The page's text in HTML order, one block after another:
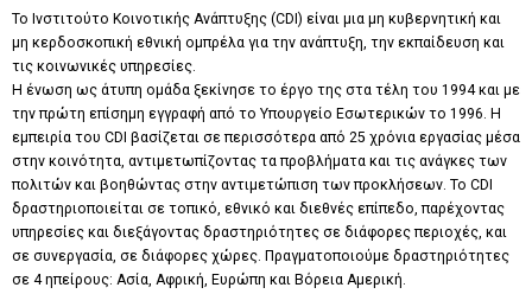
Το Ινστιτούτο Κοινοτικής Ανάπτυξης (CDI) είναι μια μη κυβερνητική και
μη κερδοσκοπική εθνική ομπρέλα για την ανάπτυξη, την εκπαίδευση και
τις κοινωνικές υπηρεσίες.
Η ένωση ως άτυπη ομάδα ξεκίνησε το έργο της στα τέλη του 1994 και με
την πρώτη επίσημη εγγραφή από το Υπουργείο Εσωτερικών το 1996. Η
εμπειρία του CDI βασίζεται σε περισσότερα από 25 χρόνια εργασίας μέσα
στην κοινότητα, αντιμετωπίζοντας τα προβλήματα και τις ανάγκες των
πολιτών και βοηθώντας στην αντιμετώπιση των προκλήσεων. Το CDI
δραστηριοποιείται σε τοπικό, εθνικό και διεθνές επίπεδο, παρέχοντας
υπηρεσίες και διεξάγοντας δραστηριότητες σε διάφορες περιοχές, και
σε συνεργασία, σε διάφορες χώρες. Πραγματοποιούμε δραστηριότητες
σε 4 ηπείρους: Ασία, Αφρική, Ευρώπη και Βόρεια Αμερική.